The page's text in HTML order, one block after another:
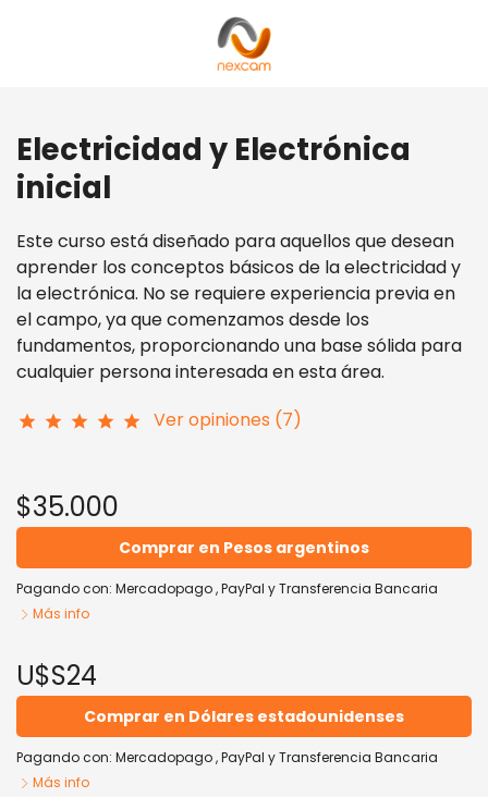
Electricidad y Electrónica
inicial
Este curso está diseñado para aquellos que desean
aprender los conceptos básicos de la electricidad y
la electrónica. No se requiere experiencia previa en
el campo, ya que comenzamos desde los
fundamentos, proporcionando una base sólida para
cualquier persona interesada en esta área.
star star star star star Ver opiniones (7)
$35.000
Comprar en Pesos argentinos
Pagando con: Mercadopago,PayPal yTransferencia Bancaria
Más info
U$S24
Comprar en Dólares estadounidenses
Pagando con: Mercadopago,PayPal yTransferencia Bancaria
Más info